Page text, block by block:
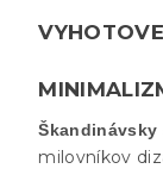
Škandinávsky
milovníkov